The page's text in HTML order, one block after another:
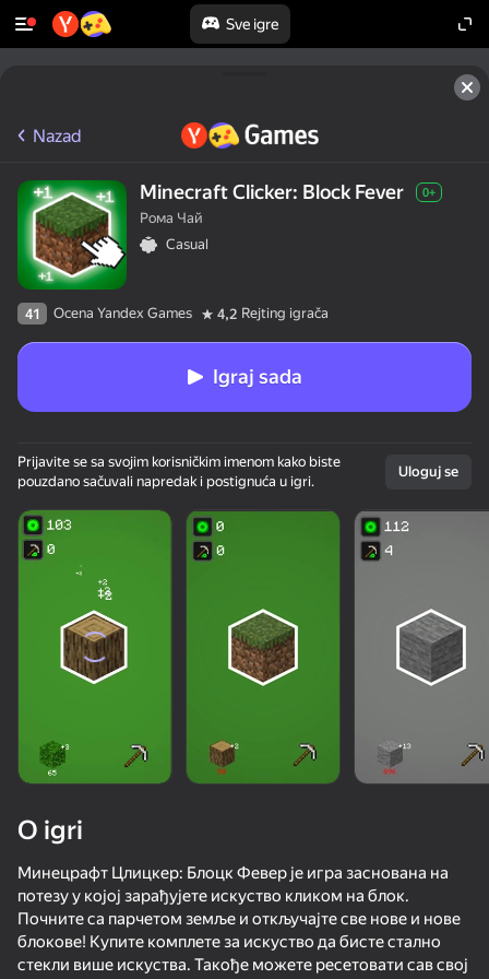
Sve igre
50+ vrhunskih igara. Omiljene
od svih. Čak i “neigrači”.
Mine Rush 3D
56
Mine Crusher
Break Bedrock!
57
Noob snake
Nazad
Minecraft Clicker: Block Fever 0+
Рома Чай
Casual
41 Ocena Yandex Games 4,2 Rejting igrača
Igraj sada
Prijavite se sa svojim korisničkim imenom kako biste
pouzdano sačuvali napredak i postignuća u igri.
Uloguj se
O igri
Минецрафт Цлицкер: Блоцк Февер је игра заснована на
потезу у којој зарађујете искуство кликом на блок.
Почните са парчетом земље и откључајте све нове и нове
блокове! Купите комплете за искуство да бисте стално
стекли више искуства. Такође можете ресетовати сав свој